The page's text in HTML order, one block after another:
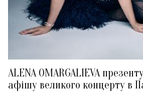
ALENA OMARGALIEVA
афішу великого концерту в